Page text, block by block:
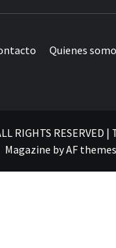
Quienes
RIGHTS RESERVED |
Magazine byAF themes